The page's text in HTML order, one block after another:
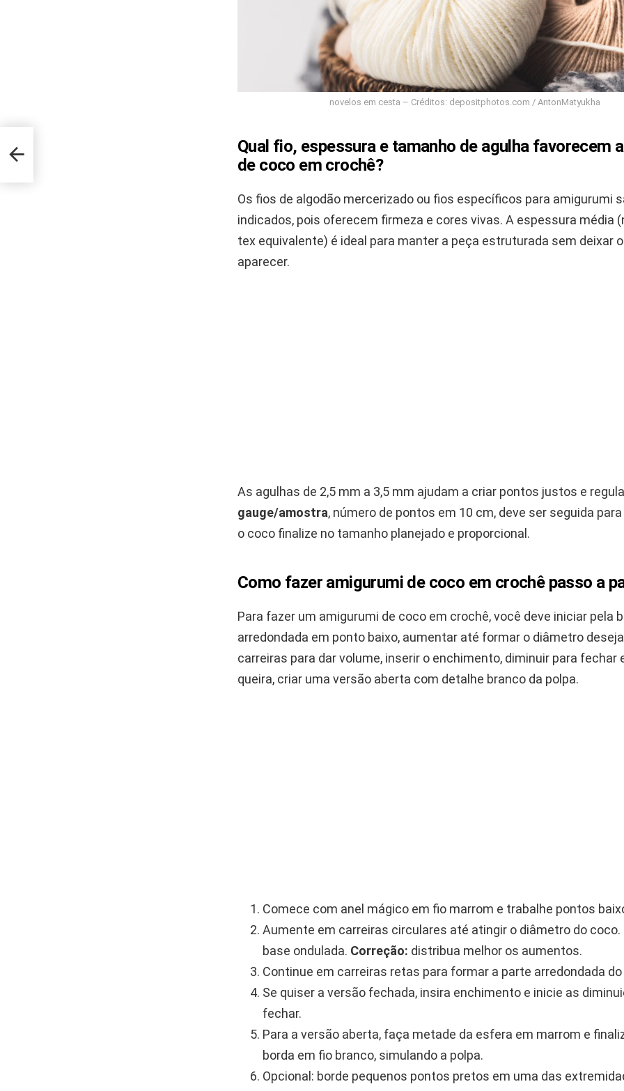
novelos em cesta – Créditos: depositphotos.com / AntonMatyukha
Qual fio, espessura e tamanho de agulha favorecem
de coco em crochê?
Os fios de algodão mercerizado ou fios específicos para amigurumi
indicados, pois oferecem firmeza e cores vivas. A espessura média
tex equivalente) é ideal para manter a peça estruturada sem deixar
aparecer.
As agulhas de 2,5 mm a 3,5 mm ajudam a criar pontos justos e
gauge/amostra, número de pontos em 10 cm, deve ser seguida
o coco finalize no tamanho planejado e proporcional.
Como fazer amigurumi de coco em crochê passo a
Para fazer um amigurumi de coco em crochê, você deve iniciar pela
arredondada em ponto baixo, aumentar até formar o diâmetro
carreiras para dar volume, inserir o enchimento, diminuir para fechar
queira, criar uma versão aberta com detalhe branco da polpa.
Comece com anel mágico em fio marrom e trabalhe pontos
Aumente em carreiras circulares até atingir o diâmetro do coco.
base ondulada. Correção: distribua melhor os aumentos.
Continue em carreiras retas para formar a parte arredondada do
Se quiser a versão fechada, insira enchimento e inicie as
fechar.
Para a versão aberta, faça metade da esfera em marrom e
borda em fio branco, simulando a polpa.
Opcional: borde pequenos pontos pretos em uma das